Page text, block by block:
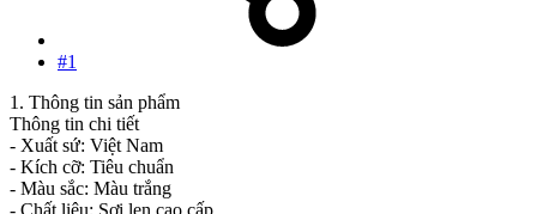
#1
1. Thông tin sản phẩm
Thông tin chi tiết
- Xuất sứ: Việt Nam
- Kích cỡ: Tiêu chuẩn
- Màu sắc: Màu trắng